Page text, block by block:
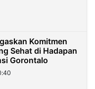
Komitmen
Sehat di Hadapan
Gorontalo